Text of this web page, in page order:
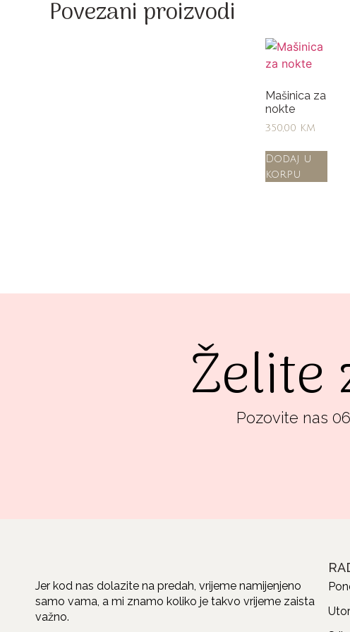
Povezani proizvodi
Mašinica za
nokte
350,00 KM
Dodaj u
korpu
Pozovite nas
Jer kod nas dolazite na predah, vrijeme namijenjeno
samo vama, a mi znamo koliko je takvo vrijeme zaista
važno.